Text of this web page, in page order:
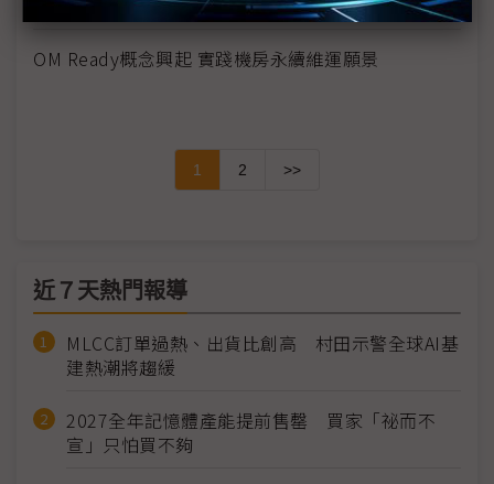
改善冰水系統運作 實現PUE值最小化
OM Ready概念興起 實踐機房永續維運願景
1 2 >>
近７天熱門報導
MLCC訂單過熱、出貨比創高 村田示警全球AI基
建熱潮將趨緩
2027全年記憶體產能提前售罄 買家「祕而不
宣」只怕買不夠